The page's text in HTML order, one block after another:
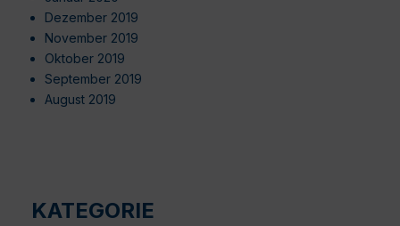
Dezember 2019
November 2019
Oktober 2019
September 2019
August 2019
KATEGORIE